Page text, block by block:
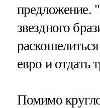
предложение.
звездного
евро и отдать
Помимо